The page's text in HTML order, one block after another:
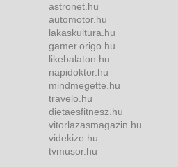
astronet.hu
automotor.hu
lakaskultura.hu
gamer.origo.hu
likebalaton.hu
napidoktor.hu
mindmegette.hu
travelo.hu
dietaesfitnesz.hu
vitorlazasmagazin.hu
videkize.hu
tvmusor.hu